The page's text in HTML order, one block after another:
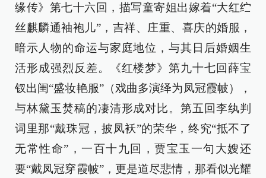
缘传》第七十六回，描写童寄姐出嫁着“大红纻
丝麒麟通袖袍儿”，吉祥、庄重、喜庆的婚服，
暗示人物的命运与家庭地位，与其日后婚姻生
活形成强烈反差。《红楼梦》第九十七回薛宝
钗出闺“盛妆艳服”（戏曲多演绎为凤冠霞帔），
与林黛玉焚稿的凄清形成对比。第五回李纨判
词里那“戴珠冠，披凤袄”的荣华，终究“抵不了
无常性命”，一百十九回，贾宝玉一句大嫂还
要“戴凤冠穿霞帔”，更是道尽悲情，那看似光耀